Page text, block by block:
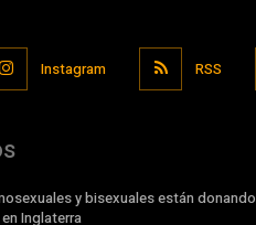
Instagram RSS
y bisexuales están donando
Inglaterra